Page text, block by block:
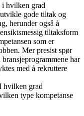
i hvilken grad
gode tiltak og
herunder også å
tiltaksform
som er
Mer presist spør
har
med å rekruttere
hvilken grad
type kompetanse